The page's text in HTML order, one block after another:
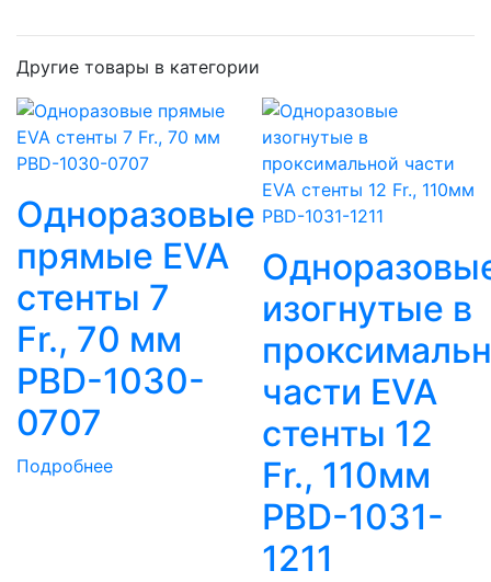
Другие товары в категории
Одноразовые
прямые EVA
стенты 7
Fr., 70 мм
PBD-1030-
0707
Подробнее
изогнутые в
части EVA
стенты 12
Fr., 110мм
PBD-1031-
1211